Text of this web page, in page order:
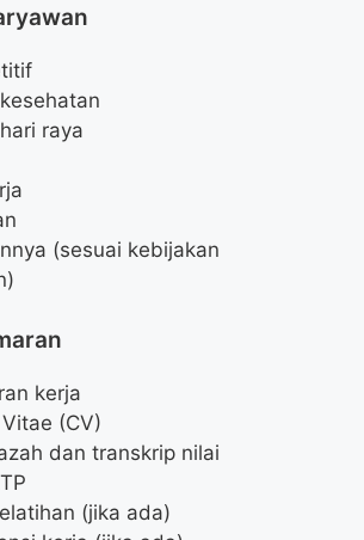
raya
(sesuai kebijakan
kerja
(CV)
dan transkrip nilai
(jika ada)